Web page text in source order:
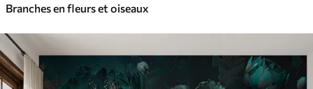
Branches en fleurs et oiseaux